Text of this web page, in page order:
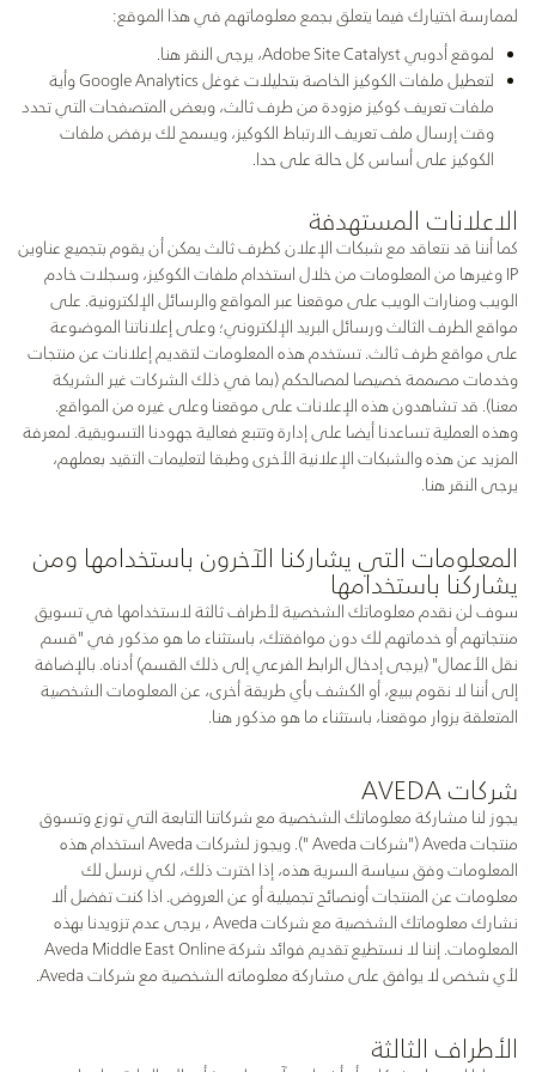
لممارسة اختيارك فيما يتعلق بجمع معلوماتهم في هذا الموقع:
لموقع أدوبي Adobe Site Catalyst، يرجى
النقر هنا.
لتعطيل ملفات الكوكيز الخاصة بتحليلات غوغل Google Analytics وأية
ملفات تعريف كوكيز مزودة من طرف ثالث، وبعض المتصفحات التي تحدد
وقت إرسال ملف تعريف الارتباط الكوكيز، ويسمح لك برفض ملفات
الكوكيز على أساس كل حالة على حدا.
الاعلانات المستهدفة
كما أننا قد نتعاقد مع شبكات الإعلان كطرف ثالث يمكن أن يقوم بتجميع عناوين
IP وغيرها من المعلومات من خلال استخدام ملفات الكوكيز، وسجلات خادم
الويب ومنارات الويب على موقعنا عبر المواقع والرسائل الإلكترونية. على
مواقع الطرف الثالث ورسائل البريد الإلكتروني؛ وعلى إعلاناتنا الموضوعة
على مواقع طرف ثالث. تستخدم هذه المعلومات لتقديم إعلانات عن منتجات
وخدمات مصممة خصيصا لمصالحكم (بما في ذلك الشركات غير الشريكة
معنا). قد تشاهدون هذه الإعلانات على موقعنا وعلى غيره من المواقع.
وهذه العملية تساعدنا أيضا على إدارة وتتبع فعالية جهودنا التسويقية. لمعرفة
المزيد عن هذه والشبكات الإعلانية الأخرى وطبقا لتعليمات التقيد بعملهم،
يرجى النقر هنا.
المعلومات التي يشاركنا الآخرون باستخدامها ومن
يشاركنا باستخدامها
سوف لن نقدم معلوماتك الشخصية لأطراف ثالثة لاستخدامها في تسويق
منتجاتهم أو خدماتهم لك دون موافقتك، باستثناء ما هو مذكور في "قسم
نقل الأعمال" (يرجى إدخال الرابط الفرعي إلى ذلك القسم) أدناه. بالإضافة
إلى أننا لا نقوم ببيع، أو الكشف بأي طريقة أخرى، عن المعلومات الشخصية
المتعلقة بزوار موقعنا، باستثناء ما هو مذكور هنا.
شركات AVEDA
يجوز لنا مشاركة معلوماتك الشخصية مع شركاتنا التابعة التي توزع وتسوق
منتجات Aveda ("شركات Aveda "). ويجوز لشركات Aveda استخدام هذه
المعلومات وفق سياسة السرية هذه، إذا اخترت ذلك، لكي نرسل لك
معلومات عن المنتجات أونصائح تجميلية أو عن العروض. اذا كنت تفضل ألا
نشارك معلوماتك الشخصية مع شركات Aveda ، يرجى عدم تزويدنا بهذه
المعلومات. إننا لا نستطيع تقديم فوائد شركة Aveda Middle East Online
لأي شخص لا يوافق على مشاركة معلوماته الشخصية مع شركات Aveda.
الأطراف الثالثة